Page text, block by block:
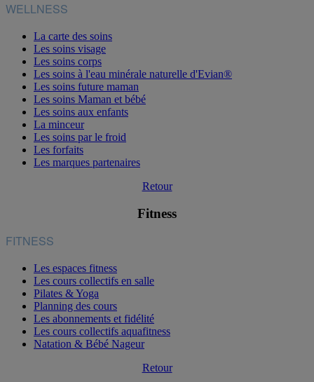
WELLNESS
La carte des soins
Les soins visage
Les soins corps
Les soins à l'eau minérale naturelle d'Evian®
Les soins future maman
Les soins Maman et bébé
Les soins aux enfants
La minceur
Les soins par le froid
Les forfaits
Les marques partenaires
Retour
Fitness
FITNESS
Les espaces fitness
Les cours collectifs en salle
Pilates & Yoga
Planning des cours
Les abonnements et fidélité
Les cours collectifs aquafitness
Natation & Bébé Nageur
Retour